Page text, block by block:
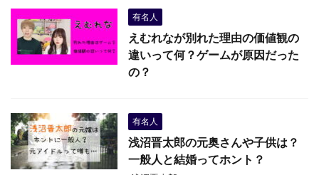
有名人
えむれなが別れた理由の価値観の
違いって何？ゲームが原因だった
の？
有名人
浅沼晋太郎の元奥さんや子供は？
一般人と結婚ってホント？